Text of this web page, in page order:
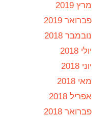
מרץ 2019
פברואר 2019
נובמבר 2018
יולי 2018
יוני 2018
מאי 2018
אפריל 2018
פברואר 2018